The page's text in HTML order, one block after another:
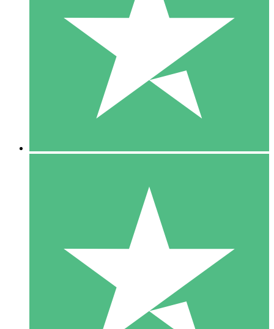
Payez à l'utilisation avec des crédits de téléchargement. Sans
1 Téléchargement
10 00
10 Téléchargements
20 00